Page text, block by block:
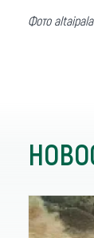
Фото